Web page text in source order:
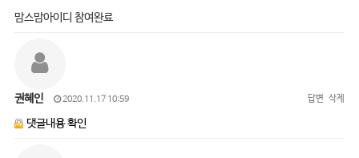
맘스맘아이디 참여완료
권혜인 2020.11.17 10:59 답변 삭제
댓글내용 확인